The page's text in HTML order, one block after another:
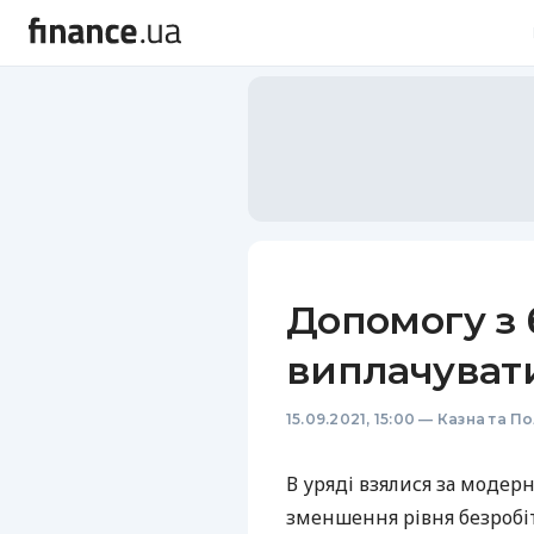
Допомогу з
15.09.2021, 15:00 — Казна та
В уряді взялися за
зменшення рівня